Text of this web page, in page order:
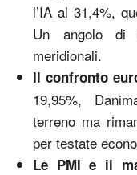
l’IA al 31,4%,
Un angolo di
meridionali.
Il confronto
19,95%,
terreno ma
per testate
Le PMI e il